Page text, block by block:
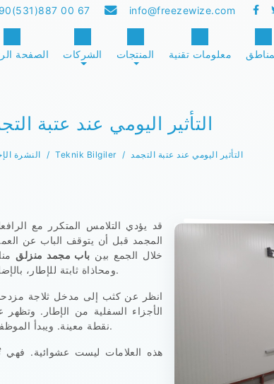
00 67 info@freezewize.com
الصفحة الشركات المنتجات معلومات تقنية
التأثير اليومي عند عتبة
النشرة Teknik Bilgiler التأثير اليومي عند عتبة التجمد
قد يؤدي التلامس المتكرر مع
المجمد قبل أن يتوقف الباب عن
خلال الجمع بين باب مجمد منزلق
ومحاذاة ثابتة للإطار، بالإضافة إلى مكونات مانعة للتسرب مخصصة لدرجات الحرارة المنخفضة.
انظر عن كثب إلى مدخل ثلاجة
الأجزاء السفلية من الإطار.
نقطة معينة. ويبدأ الموظفون في الاقتراب من زاوية أوسع لأن المسار المستقيم لم يعد مريحًا.
هذه العلامات ليست عشوائية. فهي